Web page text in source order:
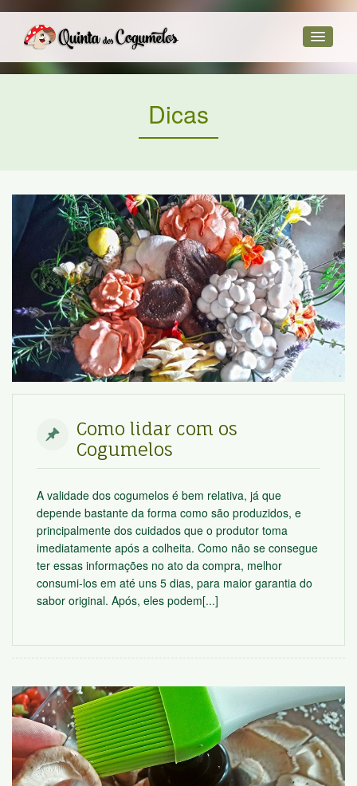
Dicas
Como lidar com os
Cogumelos
A validade dos cogumelos é bem relativa, já que
depende bastante da forma como são produzidos, e
principalmente dos cuidados que o produtor toma
imediatamente após a colheita. Como não se consegue
ter essas informações no ato da compra, melhor
consumi-los em até uns 5 dias, para maior garantia do
sabor original. Após, eles podem[...]